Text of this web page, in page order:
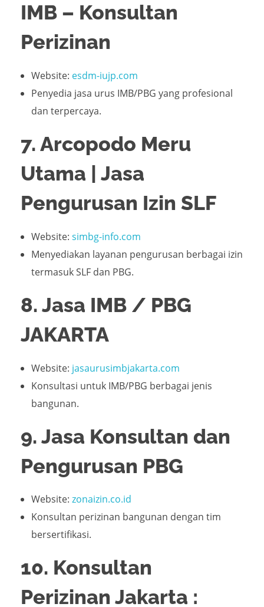
IMB – Konsultan
Perizinan
Website: esdm-iujp.com
Penyedia jasa urus IMB/PBG yang profesional
dan terpercaya.
7. Arcopodo Meru
Utama | Jasa
Pengurusan Izin SLF
Website: simbg-info.com
Menyediakan layanan pengurusan berbagai izin
termasuk SLF dan PBG.
8. Jasa IMB / PBG
JAKARTA
Website: jasaurusimbjakarta.com
Konsultasi untuk IMB/PBG berbagai jenis
bangunan.
9. Jasa Konsultan dan
Pengurusan PBG
Website: zonaizin.co.id
Konsultan perizinan bangunan dengan tim
bersertifikasi.
10. Konsultan
Perizinan Jakarta :